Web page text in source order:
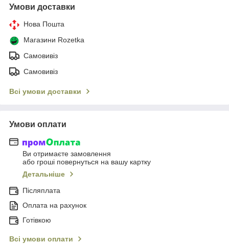
Умови доставки
Нова Пошта
Магазини Rozetka
Самовивіз
Самовивіз
Всі умови доставки
Умови оплати
Ви отримаєте замовлення
або гроші повернуться на вашу картку
Детальніше
Післяплата
Оплата на рахунок
Готівкою
Всі умови оплати